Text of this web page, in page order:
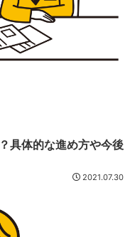
具体的な進め方や今後
2021.07.30